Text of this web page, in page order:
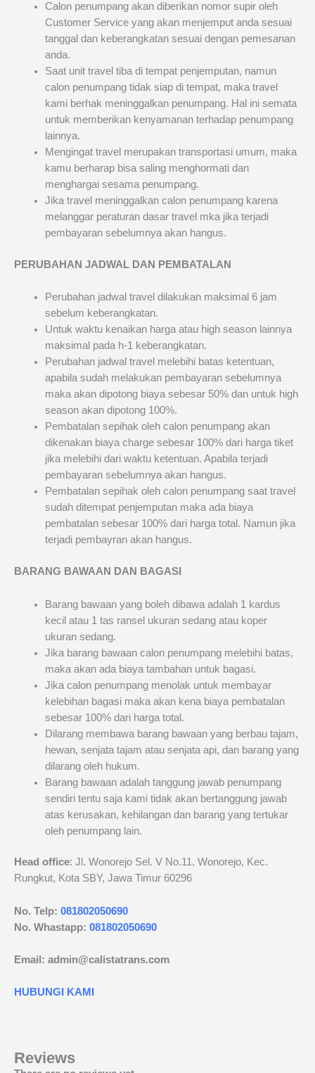
Calon penumpang akan diberikan nomor supir oleh
Customer Service yang akan menjemput anda sesuai
tanggal dan keberangkatan sesuai dengan pemesanan
anda.
Saat unit travel tiba di tempat penjemputan, namun
calon penumpang tidak siap di tempat, maka travel
kami berhak meninggalkan penumpang. Hal ini semata
untuk memberikan kenyamanan terhadap penumpang
lainnya.
Mengingat travel merupakan transportasi umum, maka
kamu berharap bisa saling menghormati dan
menghargai sesama penumpang.
Jika travel meninggalkan calon penumpang karena
melanggar peraturan dasar travel mka jika terjadi
pembayaran sebelumnya akan hangus.
PERUBAHAN JADWAL DAN PEMBATALAN
Perubahan jadwal travel dilakukan maksimal 6 jam
sebelum keberangkatan.
Untuk waktu kenaikan harga atau high season lainnya
maksimal pada h-1 keberangkatan.
Perubahan jadwal travel melebihi batas ketentuan,
apabila sudah melakukan pembayaran sebelumnya
maka akan dipotong biaya sebesar 50% dan untuk high
season akan dipotong 100%.
Pembatalan sepihak oleh calon penumpang akan
dikenakan biaya charge sebesar 100% dari harga tiket
jika melebihi dari waktu ketentuan. Apabila terjadi
pembayaran sebelumnya akan hangus.
Pembatalan sepihak oleh calon penumpang saat travel
sudah ditempat penjemputan maka ada biaya
pembatalan sebesar 100% dari harga total. Namun jika
terjadi pembayran akan hangus.
BARANG BAWAAN DAN BAGASI
Barang bawaan yang boleh dibawa adalah 1 kardus
kecil atau 1 tas ransel ukuran sedang atau koper
ukuran sedang.
Jika barang bawaan calon penumpang melebihi batas,
maka akan ada biaya tambahan untuk bagasi.
Jika calon penumpang menolak untuk membayar
kelebihan bagasi maka akan kena biaya pembatalan
sebesar 100% dari harga total.
Dilarang membawa barang bawaan yang berbau tajam,
hewan, senjata tajam atau senjata api, dan barang yang
dilarang oleh hukum.
Barang bawaan adalah tanggung jawab penumpang
sendiri tentu saja kami tidak akan bertanggung jawab
atas kerusakan, kehilangan dan barang yang tertukar
oleh penumpang lain.
Head office: Jl. Wonorejo Sel. V No.11, Wonorejo, Kec.
Rungkut, Kota SBY, Jawa Timur 60296
No. Telp: 081802050690
No. Whastapp: 081802050690
Email: admin@calistatrans.com
HUBUNGI KAMI
Reviews